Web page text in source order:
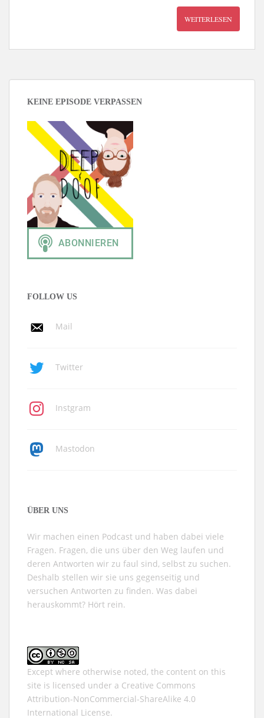
WEITERLESEN
KEINE EPISODE VERPASSEN
FOLLOW US
Mail
Twitter
Instgram
Mastodon
ÜBER UNS
Wir machen einen Podcast und haben dabei viele
Fragen. Fragen, die uns über den Weg laufen und
deren Antworten wir zu faul sind, selbst zu suchen.
Deshalb stellen wir sie uns gegenseitig und
versuchen Antworten zu finden. Was dabei
herauskommt? Hört rein.
Except where otherwise noted, the content on this
site is licensed under a Creative Commons
Attribution-NonCommercial-ShareAlike 4.0
International License.